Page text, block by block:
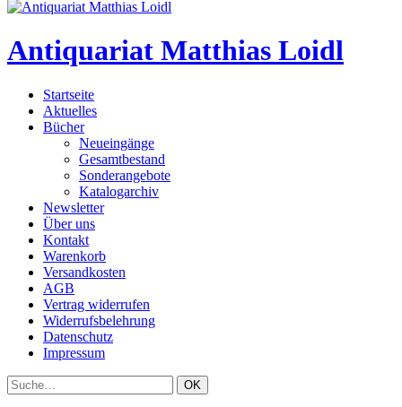
Antiquariat Matthias Loidl
Startseite
Aktuelles
Bücher
Neueingänge
Gesamtbestand
Sonderangebote
Katalogarchiv
Newsletter
Über uns
Kontakt
Warenkorb
Versandkosten
AGB
Vertrag widerrufen
Widerrufsbelehrung
Datenschutz
Impressum